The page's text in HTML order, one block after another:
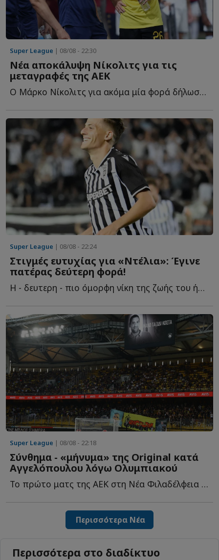
Super League | 08/08 - 22:30
Νέα αποκάλυψη Νίκολιτς για τις
μεταγραφές της ΑΕΚ
Ο Μάρκο Νίκολιτς για ακόμα μία φορά δήλωσε... θετικός γ...
Super League | 08/08 - 22:24
Στιγμές ευτυχίας για «Ντέλια»: Έγινε
πατέρας δεύτερη φορά!
Η - δευτερη - πιο όμορφη νίκη της ζωής του ήρθε μακριά α...
Super League | 08/08 - 22:18
Σύνθημα - «μήνυμα» της Original κατά
Αγγελόπουλου λόγω Ολυμπιακού
Το πρώτο ματς της ΑΕΚ στη Νέα Φιλαδέλφεια για τη νέα σ...
Περισσότερα Νέα
Περισσότερα στο διαδίκτυο